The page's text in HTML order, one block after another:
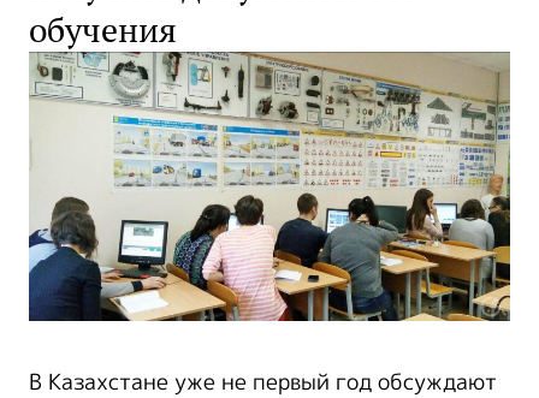
обучения
В Казахстане уже не первый год обсуждают